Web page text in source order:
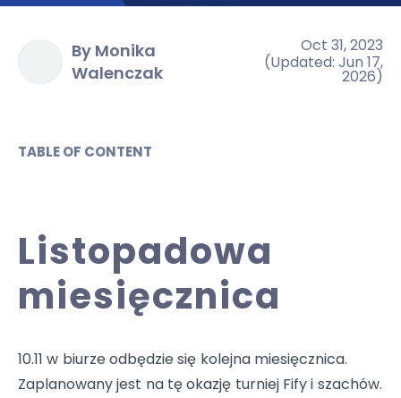
By Monika
Walenczak
Oct 31, 2023
(Updated: Jun 17,
2026)
TABLE OF CONTENT
Listopadowa
miesięcznica
10.11 w biurze odbędzie się kolejna miesięcznica.
Zaplanowany jest na tę okazję turniej Fify i szachów.